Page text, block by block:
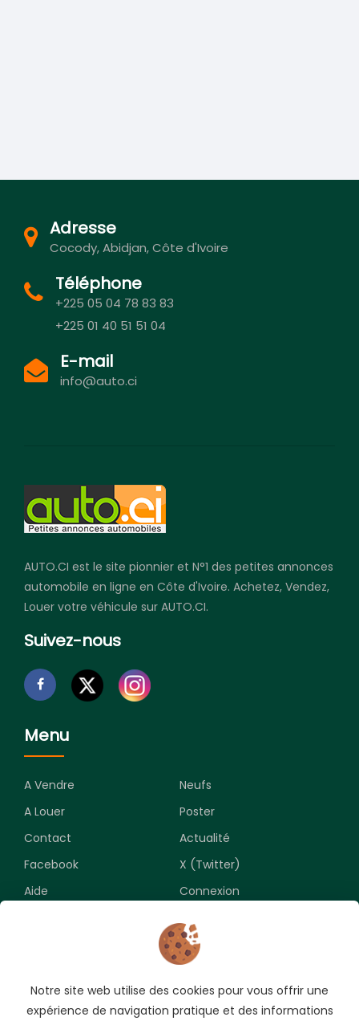
Adresse
Cocody, Abidjan, Côte d'Ivoire
Téléphone
+225 05 04 78 83 83
+225 01 40 51 51 04
E-mail
info@auto.ci
AUTO.CI est le site pionnier et N°1 des petites annonces
automobile en ligne en Côte d'Ivoire. Achetez, Vendez,
Louer votre véhicule sur AUTO.CI.
Suivez-nous
Menu
A Vendre
Neufs
A Louer
Poster
Contact
Actualité
Facebook
X (Twitter)
Aide
Connexion
Souscrivez pour recevoir les meilleures opportunités.
Notre site web utilise des cookies pour vous offrir une
expérience de navigation pratique et des informations